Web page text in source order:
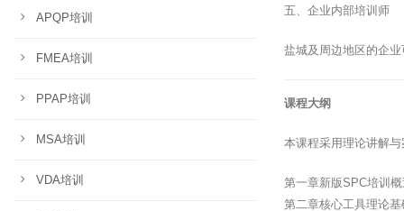
五、企业内部培训师
盐城及周边地区的企
课程大纲
本课程采用理论讲解
第一章新版SPC培训
第二章核心工具理论基
APQP培训
FMEA培训
PPAP培训
MSA培训
VDA培训